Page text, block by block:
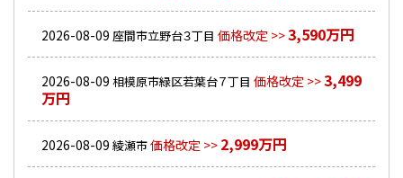
2026-08-09 座間市立野台３丁目 価格改定 >>3,590万円
2026-08-09 相模原市緑区若葉台７丁目 価格改定 >>3,499
万円
2026-08-09 綾瀬市価格改定 >> 2,999万円